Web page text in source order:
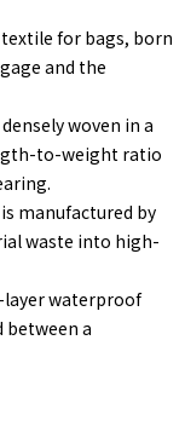
for bags, born
and the
woven in a
to-weight ratio
manufactured by
waste into high-
layer waterproof
a